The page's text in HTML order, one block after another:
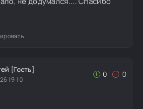
[Гость]
19:10
0 0